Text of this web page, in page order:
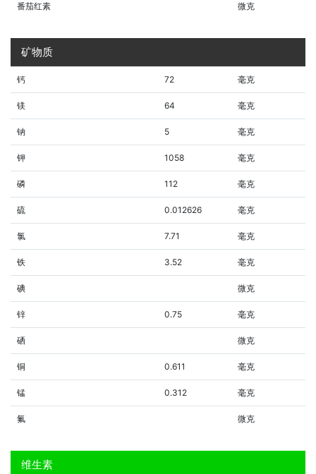
番茄红素 微克
矿物质
钙 72 毫克
镁 64 毫克
钠 5 毫克
钾 1058 毫克
磷 112 毫克
硫 0.012626 毫克
氯 7.71 毫克
铁 3.52 毫克
碘 微克
锌 0.75 毫克
硒 微克
铜 0.611 毫克
锰 0.312 毫克
氟 微克
维生素